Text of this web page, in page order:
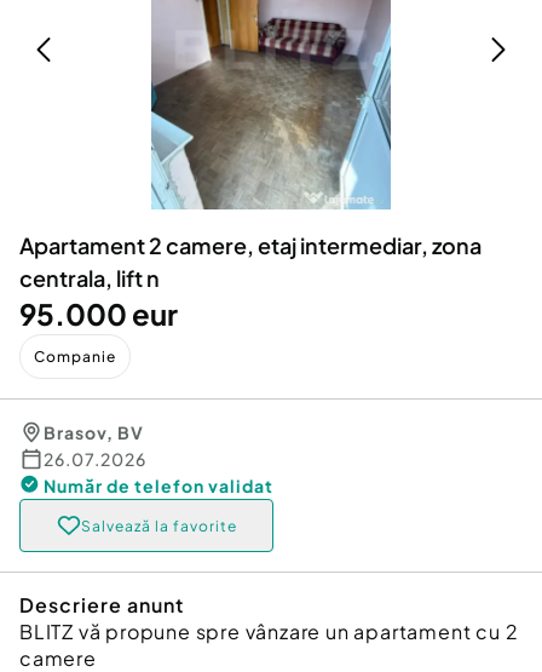
Servicii
Animale de companie
Afaceri și echipamente profesionale
Inchiriere Bunuri si Vehicule
Utilaje agricole si industriale
Piese auto si accesorii
Apartament 2 camere, etaj intermediar, zona
centrala, lift n
95.000 eur
Companie
Brasov, BV
26.07.2026
Număr de telefon validat
Salvează la favorite
Descriere anunt
BLITZ vă propune spre vânzare un apartament cu 2
camere